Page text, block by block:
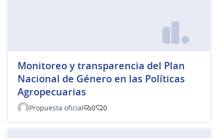
Monitoreo y transparencia del Plan
Nacional de Género en las Políticas
Agropecuarias
Propuesta oficial 0 0